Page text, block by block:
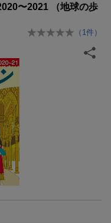
〜2021 （地球の歩
（ 1 件）